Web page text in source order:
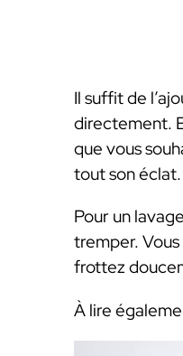
Il suffit de
directement.
que vous
tout son éclat.
Pour un
tremper.
frottez
À lire